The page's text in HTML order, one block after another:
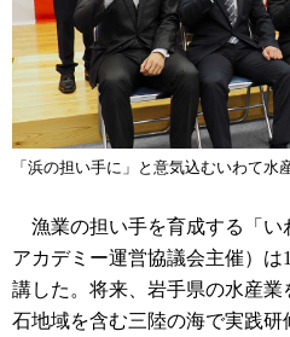
「浜の担い手に」と意気込むいわて水
漁業の担い手を育成する「い
アカデミー運営協議会主催）は
講した。将来、岩手県の水産
石地域を含む三陸の海で実践